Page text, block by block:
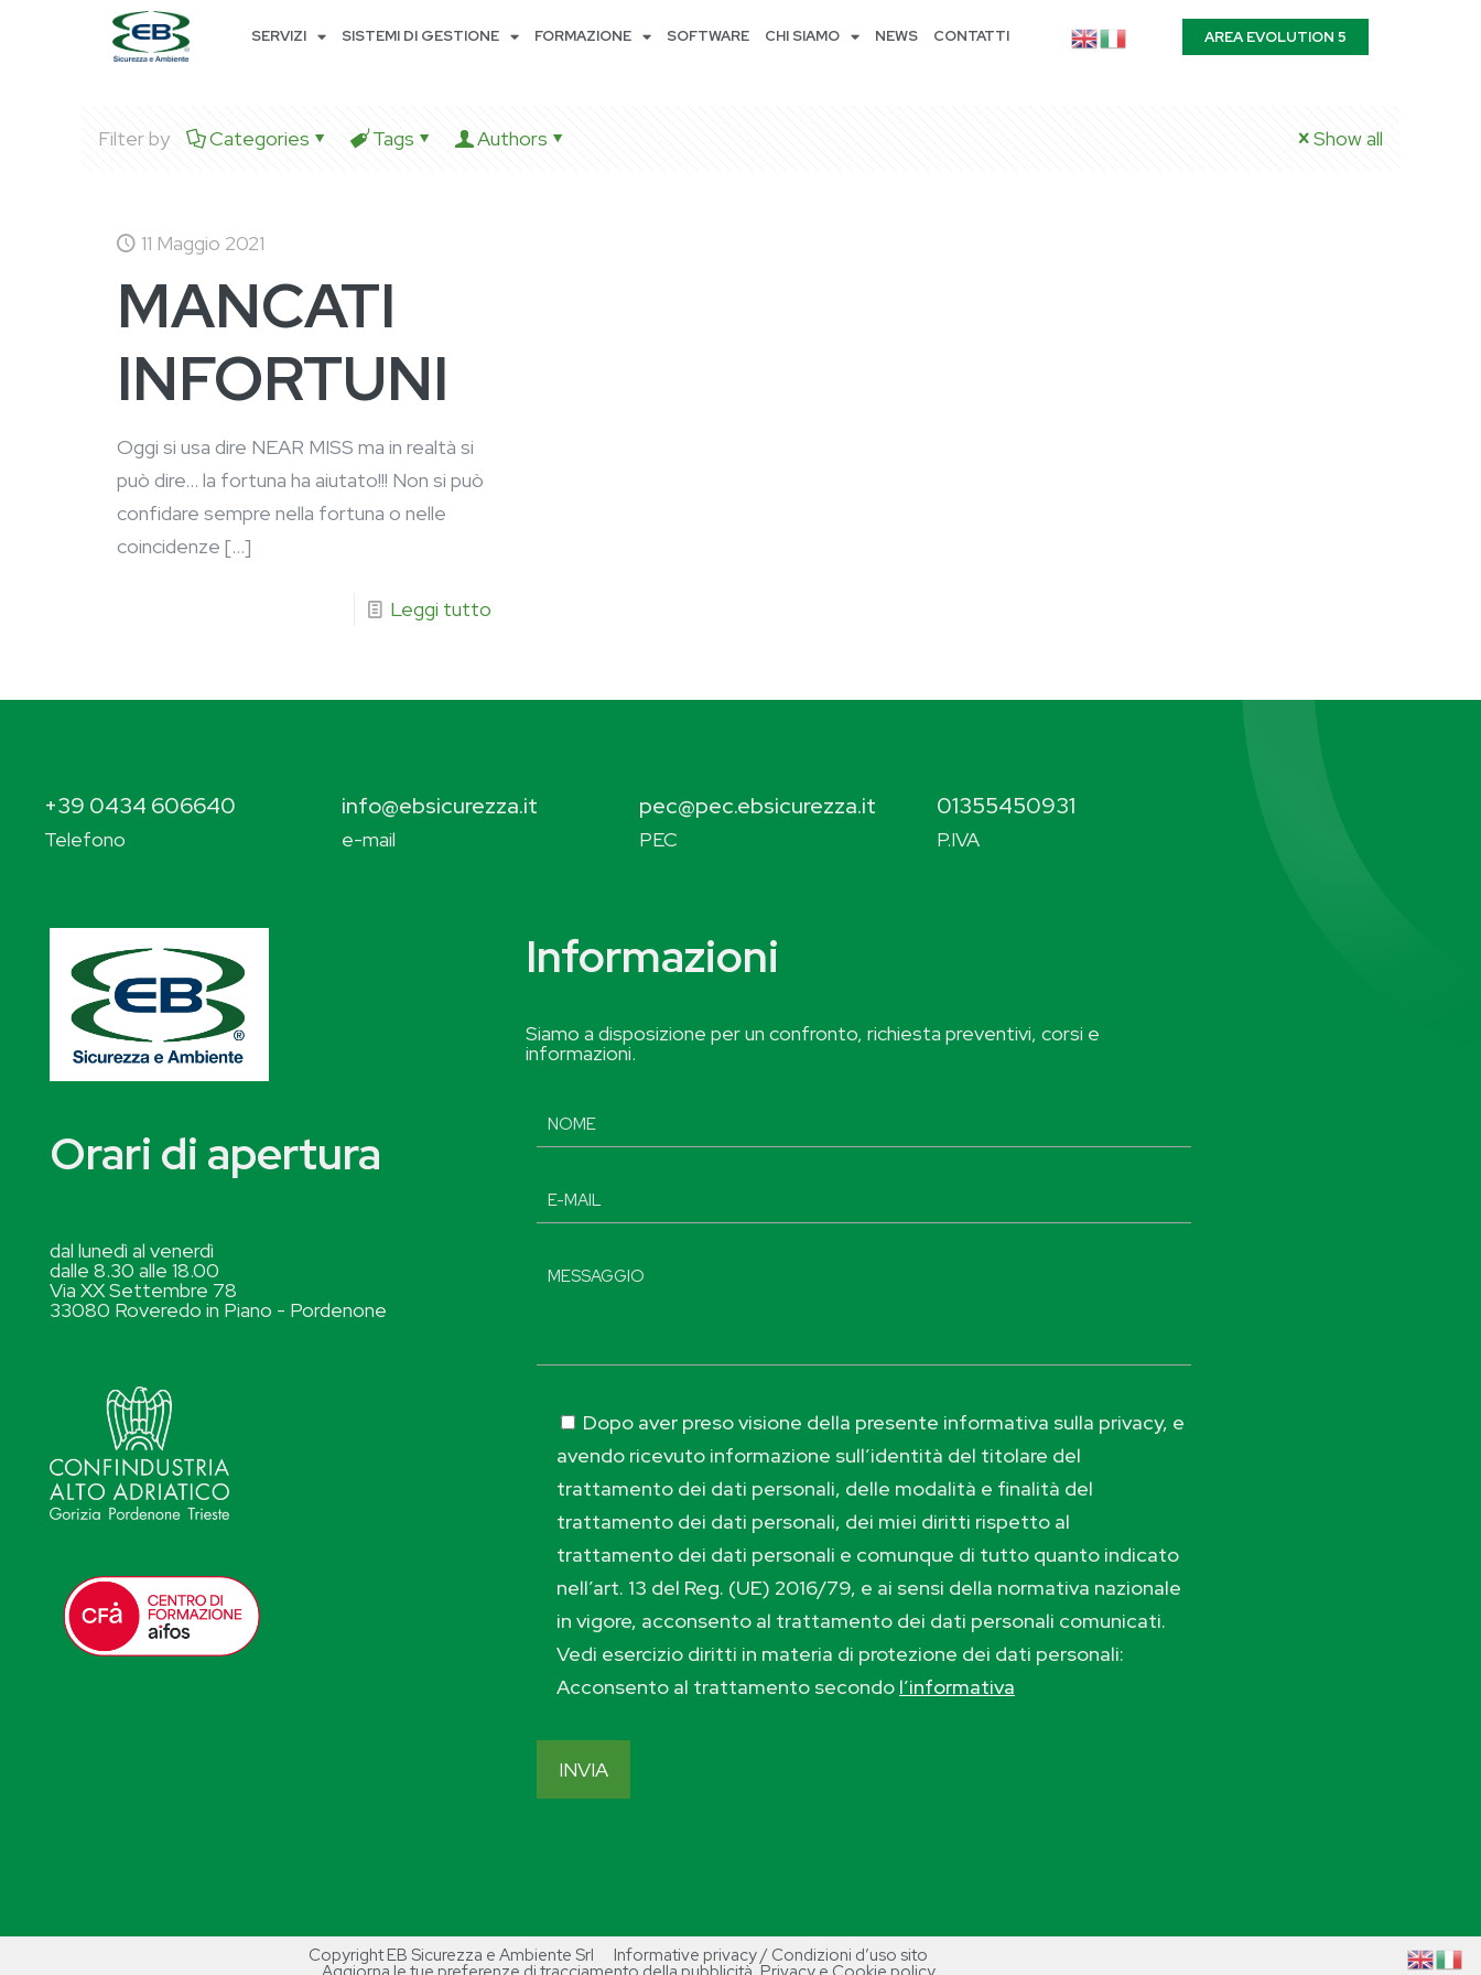
SERVIZI SISTEMI DI GESTIONE FORMAZIONE SOFTWARE CHI SIAMO NEWS CONTATTI AREA EVOLUTION 5
Filter by Categories Tags Authors Show all
11 Maggio 2021
MANCATI
INFORTUNI
Oggi si usa dire NEAR MISS ma in realtà si
può dire… la fortuna ha aiutato!!! Non si può
confidare sempre nella fortuna o nelle
coincidenze […]
Leggi tutto
+39 0434 606640
Telefono
info@ebsicurezza.it
e-mail
pec@pec.ebsicurezza.it
PEC
01355450931
P.IVA
Orari di apertura
dal lunedì al venerdì
dalle 8.30 alle 18.00
Via XX Settembre 78
33080 Roveredo in Piano - Pordenone
Informazioni
Siamo a disposizione per un confronto, richiesta preventivi, corsi e
informazioni.
Dopo aver preso visione della presente informativa sulla privacy, e
avendo ricevuto informazione sull’identità del titolare del
trattamento dei dati personali, delle modalità e finalità del
trattamento dei dati personali, dei miei diritti rispetto al
trattamento dei dati personali e comunque di tutto quanto indicato
nell’art. 13 del Reg. (UE) 2016/79, e ai sensi della normativa nazionale
in vigore, acconsento al trattamento dei dati personali comunicati.
Vedi esercizio diritti in materia di protezione dei dati personali:
Acconsento al trattamento secondo l’informativa
Copyright EB Sicurezza e Ambiente Srl Informative privacy / Condizioni d’uso sito